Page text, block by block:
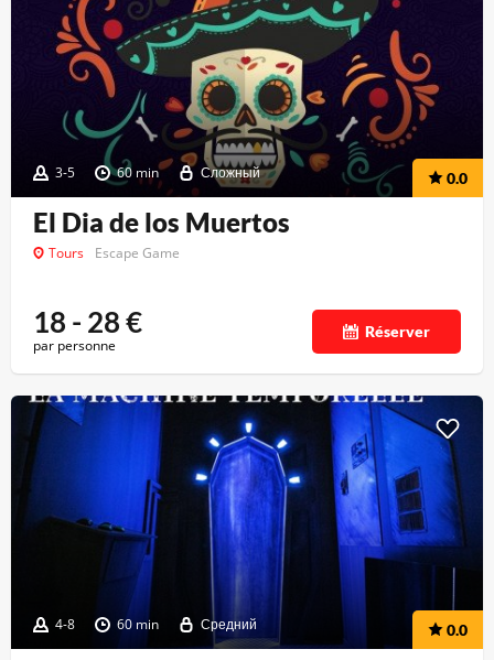
3-5 60 min Сложный 0.0
El Dia de los Muertos
Tours Escape Game
18 - 28€
par personne
Réserver
4-8 60 min Средний 0.0